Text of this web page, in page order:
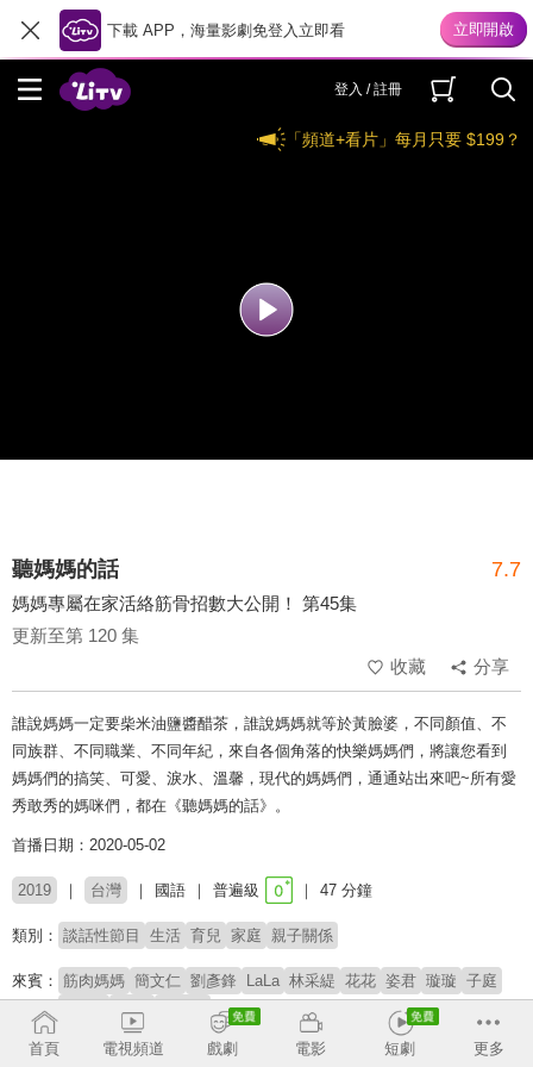
下載 APP，海量影劇免登入立即看
登入 / 註冊
「頻道+看片」每月只要 $199？
聽媽媽的話 7.7
媽媽專屬在家活絡筋骨招數大公開！ 第45集
更新至第 120 集
收藏
分享
誰說媽媽一定要柴米油鹽醬醋茶，誰說媽媽就等於黃臉婆，不同顏值、不
同族群、不同職業、不同年紀，來自各個角落的快樂媽媽們，將讓您看到
媽媽們的搞笑、可愛、淚水、溫馨，現代的媽媽們，通通站出來吧~所有愛
秀敢秀的媽咪們，都在《聽媽媽的話》。
首播日期：2020-05-02
2019 台灣 國語 普遍級 47 分鐘
類別： 談話性節目 生活 育兒 家庭 親子關係
來賓： 筋肉媽媽 簡文仁 劉彥鋒 LaLa 林采緹 花花 姿君 璇璇 子庭
Echo
主持：
首頁 電視頻道 戲劇 電影 短劇 更多